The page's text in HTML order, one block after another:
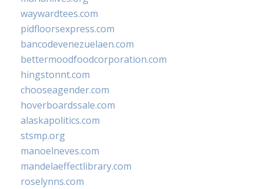
waywardtees.com
pidfloorsexpress.com
bancodevenezuelaen.com
bettermoodfoodcorporation.com
hingstonnt.com
chooseagender.com
hoverboardssale.com
alaskapolitics.com
stsmp.org
manoelneves.com
mandelaeffectlibrary.com
roselynns.com